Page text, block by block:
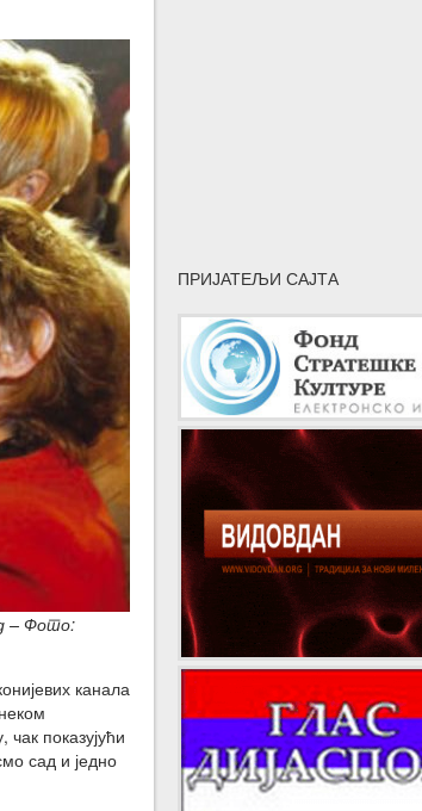
– Фото:
канала
показујући
сад и једно
ПРИЈАТЕЉИ САЈТА